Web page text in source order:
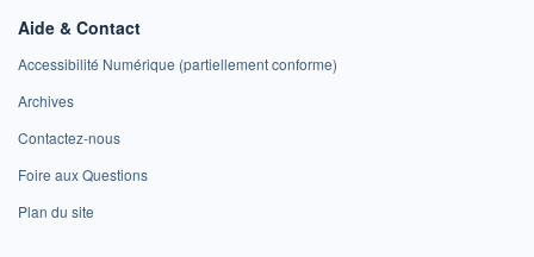
Aide & Contact
Accessibilité Numérique (partiellement conforme)
Archives
Contactez-nous
Foire aux Questions
Plan du site